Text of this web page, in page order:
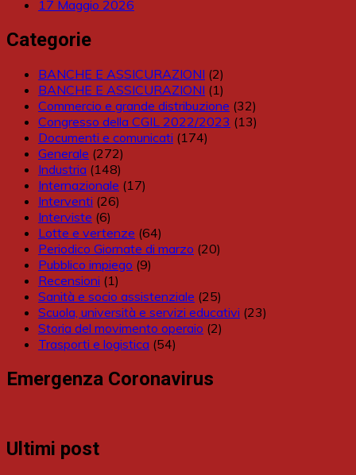
17 Maggio 2026
Categorie
BANCHE E ASSICURAZIONI (2)
BANCHE E ASSICURAZIONI (1)
Commercio e grande distribuzione (32)
Congresso della CGIL 2022/2023 (13)
Documenti e comunicati (174)
Generale (272)
Industria (148)
Internazionale (17)
Interventi (26)
Interviste (6)
Lotte e vertenze (64)
Periodico Giornate di marzo (20)
Pubblico impiego (9)
Recensioni (1)
Sanità e socio assistenziale (25)
Scuola, università e servizi educativi (23)
Storia del movimento operaio (2)
Trasporti e logistica (54)
Emergenza Coronavirus
Ultimi post